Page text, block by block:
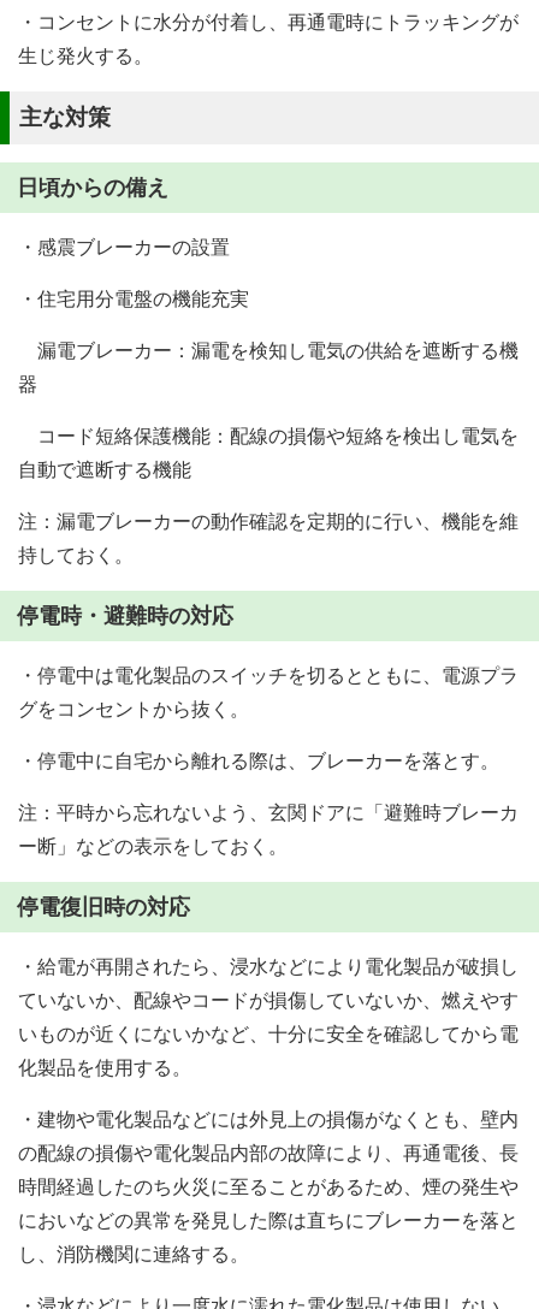
・コンセントに水分が付着し、再通電時にトラッキングが
生じ発火する。
主な対策
日頃からの備え
・感震ブレーカーの設置
・住宅用分電盤の機能充実
漏電ブレーカー：漏電を検知し電気の供給を遮断する機
器
コード短絡保護機能：配線の損傷や短絡を検出し電気を
自動で遮断する機能
注：漏電ブレーカーの動作確認を定期的に行い、機能を維
持しておく。
停電時・避難時の対応
・停電中は電化製品のスイッチを切るとともに、電源プラ
グをコンセントから抜く。
・停電中に自宅から離れる際は、ブレーカーを落とす。
注：平時から忘れないよう、玄関ドアに「避難時ブレーカ
ー断」などの表示をしておく。
停電復旧時の対応
・給電が再開されたら、浸水などにより電化製品が破損し
ていないか、配線やコードが損傷していないか、燃えやす
いものが近くにないかなど、十分に安全を確認してから電
化製品を使用する。
・建物や電化製品などには外見上の損傷がなくとも、壁内
の配線の損傷や電化製品内部の故障により、再通電後、長
時間経過したのち火災に至ることがあるため、煙の発生や
においなどの異常を発見した際は直ちにブレーカーを落と
し、消防機関に連絡する。